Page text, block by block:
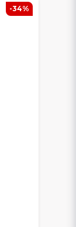
-34%